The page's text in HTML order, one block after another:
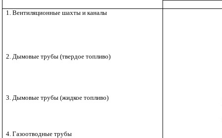
1. Вентиляционные шахты и каналы
2. Дымовые трубы (твердое топливо)
3. Дымовые трубы (жидкое топливо)
4. Газоотводные трубы